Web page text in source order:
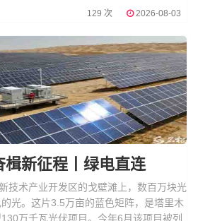
129 次 2026-08-03
楫新征程丨绿电直连
技术产业开发区的戈壁滩上，数百万块光
光。这片3.5万亩的蓝色矩阵，是塔里木
万千瓦光伏项目。今年6月该项目被列